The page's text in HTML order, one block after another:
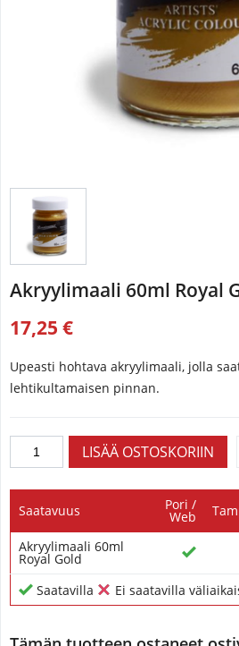
Akryylimaali 60ml Royal
17,25 €
Upeasti hohtava akryylimaali, jolla
lehtikultamaisen pinnan.
Saatavuus Pori /
Web
Akryylimaali 60ml
Royal Gold
Saatavilla
Ei saatavilla